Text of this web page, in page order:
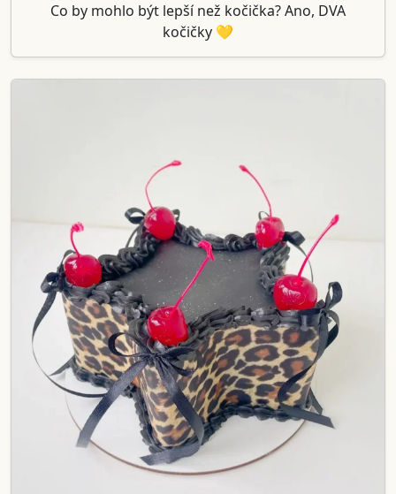
Co by mohlo být lepší než kočička? Ano, DVA
kočičky 💛